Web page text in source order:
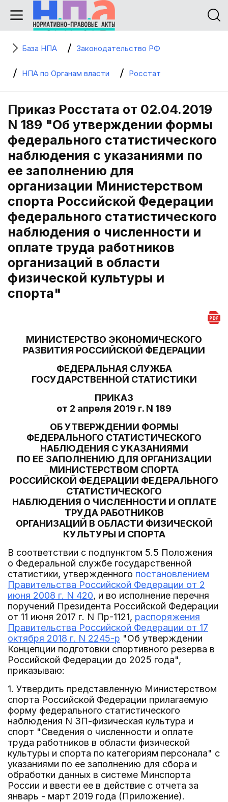
База НПА Законодательство РФ
НПА по Органам власти Росстат
Приказ Росстата от 02.04.2019
N 189 "Об утверждении формы
федерального статистического
наблюдения с указаниями по
ее заполнению для
организации Министерством
спорта Российской Федерации
федерального статистического
наблюдения о численности и
оплате труда работников
организаций в области
физической культуры и
спорта"
МИНИСТЕРСТВО ЭКОНОМИЧЕСКОГО
РАЗВИТИЯ РОССИЙСКОЙ ФЕДЕРАЦИИ
ФЕДЕРАЛЬНАЯ СЛУЖБА
ГОСУДАРСТВЕННОЙ СТАТИСТИКИ
ПРИКАЗ
от 2 апреля 2019 г. N 189
ОБ УТВЕРЖДЕНИИ ФОРМЫ
ФЕДЕРАЛЬНОГО СТАТИСТИЧЕСКОГО
НАБЛЮДЕНИЯ С УКАЗАНИЯМИ
ПО ЕЕ ЗАПОЛНЕНИЮ ДЛЯ ОРГАНИЗАЦИИ
МИНИСТЕРСТВОМ СПОРТА
РОССИЙСКОЙ ФЕДЕРАЦИИ ФЕДЕРАЛЬНОГО
СТАТИСТИЧЕСКОГО
НАБЛЮДЕНИЯ О ЧИСЛЕННОСТИ И ОПЛАТЕ
ТРУДА РАБОТНИКОВ
ОРГАНИЗАЦИЙ В ОБЛАСТИ ФИЗИЧЕСКОЙ
КУЛЬТУРЫ И СПОРТА
В соответствии с подпунктом 5.5 Положения
о Федеральной службе государственной
статистики, утвержденного постановлением
Правительства Российской Федерации от 2
июня 2008 г. N 420, и во исполнение перечня
поручений Президента Российской Федерации
от 11 июня 2017 г. N Пр-1121, распоряжения
Правительства Российской Федерации от 17
октября 2018 г. N 2245-р "Об утверждении
Концепции подготовки спортивного резерва в
Российской Федерации до 2025 года",
приказываю:
1. Утвердить представленную Министерством
спорта Российской Федерации прилагаемую
форму федерального статистического
наблюдения N ЗП-физическая культура и
спорт "Сведения о численности и оплате
труда работников в области физической
культуры и спорта по категориям персонала" с
указаниями по ее заполнению для сбора и
обработки данных в системе Минспорта
России и ввести ее в действие с отчета за
январь - март 2019 года (Приложение).